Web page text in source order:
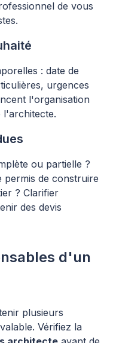
de vous
: date de
urgences
l'organisation
l'architecte.
ou partielle ?
permis de construire
? Clarifier
des devis
d'un
plusieurs
Vérifiez la